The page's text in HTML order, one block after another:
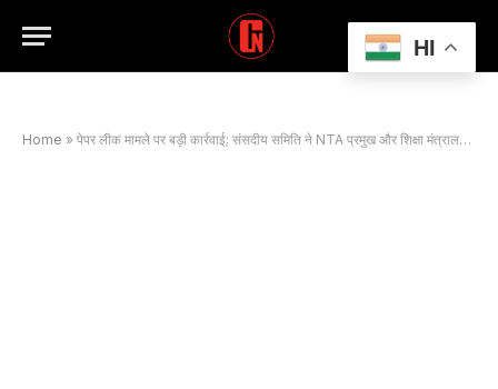
Home » पेपर लीक मामले पर बड़ी कार्रवाई; संसदीय समिति ने NTA प्रमुख और शिक्षा मंत्रालय को किया तलब
HI